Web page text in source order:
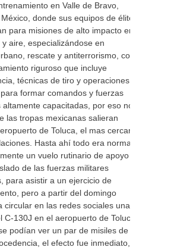
en Valle de Bravo,
donde sus equipos de élite
para misiones de alto impacto en
aire, especializándose en
rescate y antiterrorismo, con
riguroso que incluye
técnicas de tiro y operaciones
formar comandos y fuerzas
altamente capacitadas, por eso no
las tropas mexicanas salieran
de Toluca, el mas cercano
Hasta ahí todo era normal
un vuelo rutinario de apoyo
de las fuerzas militares
para asistir a un ejercicio de
pero a partir del domingo
circular en las redes sociales una
C-130J en el aeropuerto de Toluca,
podían ver un par de misiles de
el efecto fue inmediato,